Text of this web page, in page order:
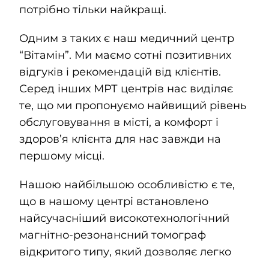
потрібно тільки найкращі.
Одним з таких є наш медичний центр
“Вітамін”. Ми маємо сотні позитивних
відгуків і рекомендацій від клієнтів.
Серед інших МРТ центрів нас виділяє
те, що ми пропонуємо найвищий рівень
обслуговування в місті, а комфорт і
здоров’я клієнта для нас завжди на
першому місці.
Нашою найбільшою особливістю є те,
що в нашому центрі встановлено
найсучасніший високотехнологічний
магнітно-резонансний томограф
відкритого типу, який дозволяє легко